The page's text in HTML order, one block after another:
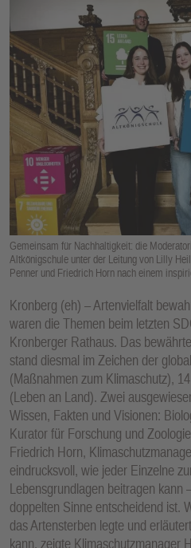
Gemeinsam für Nachhaltigkeit: die
Altkönigschule unter der Leitung von Lilly
Penner und Friedrich Horn nach einem
Kronberg (eh) – Artenvielfalt
waren die Themen beim letzten
Kronberger Rathaus. Das
stand diesmal im Zeichen der
(Maßnahmen zum Klimaschutz),
(Leben an Land). Zwei
Wissen, Fakten und Visionen:
Kurator für Forschung und
Friedrich Horn,
eindrucksvoll, wie jeder Einzelne
Lebensgrundlagen beitragen kann
doppelten Sinne entscheidend ist.
das Artensterben legte und
kann, zeigte Klimaschutzmanager
TI
O
N
E